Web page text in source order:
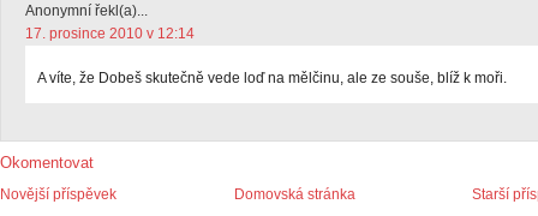
Anonymní řekl(a)...
17. prosince 2010 v 12:14
A víte, že Dobeš skutečně vede loď na mělčinu, ale ze souše, blíž k moři.
Okomentovat
Novější příspěvek Starší
Domovská stránka